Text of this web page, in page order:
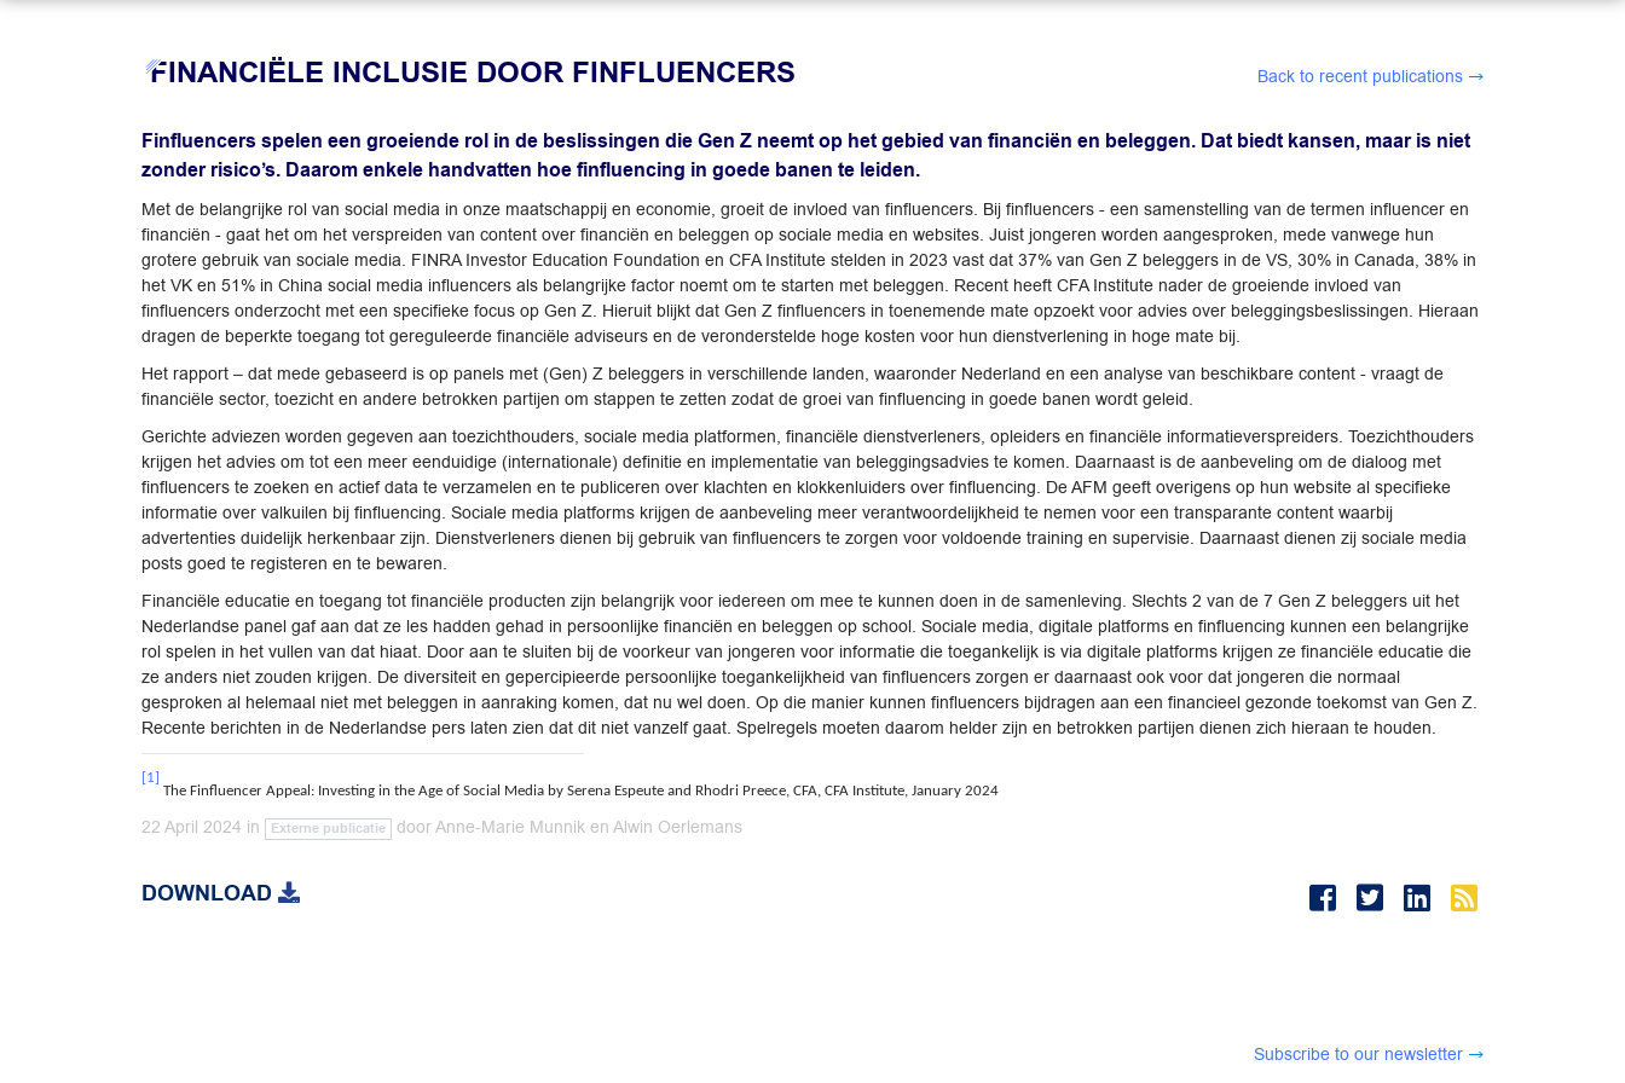
FINANCIËLE INCLUSIE DOOR FINFLUENCERS Back to recent publications
Finfluencers spelen een groeiende rol in de beslissingen die Gen Z neemt op het gebied van financiën en beleggen. Dat biedt kansen, maar is niet
zonder risico’s. Daarom enkele handvatten hoe finfluencing in goede banen te leiden.
Met de belangrijke rol van social media in onze maatschappij en economie, groeit de invloed van finfluencers. Bij finfluencers - een samenstelling van de termen influencer en
financiën - gaat het om het verspreiden van content over financiën en beleggen op sociale media en websites. Juist jongeren worden aangesproken, mede vanwege hun
grotere gebruik van sociale media. FINRA Investor Education Foundation en CFA Institute stelden in 2023 vast dat 37% van Gen Z beleggers in de VS, 30% in Canada, 38% in
het VK en 51% in China social media influencers als belangrijke factor noemt om te starten met beleggen. Recent heeft CFA Institute nader de groeiende invloed van
finfluencers onderzocht met een specifieke focus op Gen Z. Hieruit blijkt dat Gen Z finfluencers in toenemende mate opzoekt voor advies over beleggingsbeslissingen. Hieraan
dragen de beperkte toegang tot gereguleerde financiële adviseurs en de veronderstelde hoge kosten voor hun dienstverlening in hoge mate bij.
Het rapport – dat mede gebaseerd is op panels met (Gen) Z beleggers in verschillende landen, waaronder Nederland en een analyse van beschikbare content - vraagt de
financiële sector, toezicht en andere betrokken partijen om stappen te zetten zodat de groei van finfluencing in goede banen wordt geleid.
Gerichte adviezen worden gegeven aan toezichthouders, sociale media platformen, financiële dienstverleners, opleiders en financiële informatieverspreiders. Toezichthouders
krijgen het advies om tot een meer eenduidige (internationale) definitie en implementatie van beleggingsadvies te komen. Daarnaast is de aanbeveling om de dialoog met
finfluencers te zoeken en actief data te verzamelen en te publiceren over klachten en klokkenluiders over finfluencing. De AFM geeft overigens op hun website al specifieke
informatie over valkuilen bij finfluencing. Sociale media platforms krijgen de aanbeveling meer verantwoordelijkheid te nemen voor een transparante content waarbij
advertenties duidelijk herkenbaar zijn. Dienstverleners dienen bij gebruik van finfluencers te zorgen voor voldoende training en supervisie. Daarnaast dienen zij sociale media
posts goed te registeren en te bewaren.
Financiële educatie en toegang tot financiële producten zijn belangrijk voor iedereen om mee te kunnen doen in de samenleving. Slechts 2 van de 7 Gen Z beleggers uit het
Nederlandse panel gaf aan dat ze les hadden gehad in persoonlijke financiën en beleggen op school. Sociale media, digitale platforms en finfluencing kunnen een belangrijke
rol spelen in het vullen van dat hiaat. Door aan te sluiten bij de voorkeur van jongeren voor informatie die toegankelijk is via digitale platforms krijgen ze financiële educatie die
ze anders niet zouden krijgen. De diversiteit en gepercipieerde persoonlijke toegankelijkheid van finfluencers zorgen er daarnaast ook voor dat jongeren die normaal
gesproken al helemaal niet met beleggen in aanraking komen, dat nu wel doen. Op die manier kunnen finfluencers bijdragen aan een financieel gezonde toekomst van Gen Z.
Recente berichten in de Nederlandse pers laten zien dat dit niet vanzelf gaat. Spelregels moeten daarom helder zijn en betrokken partijen dienen zich hieraan te houden.
[1]
The Finfluencer Appeal: Investing in the Age of Social Media by Serena Espeute and Rhodri Preece, CFA, CFA Institute, January 2024
22 April 2024 in Externe publicatie doorAnne-Marie Munnik en Alwin Oerlemans
DOWNLOAD
Subscribe to our newsletter